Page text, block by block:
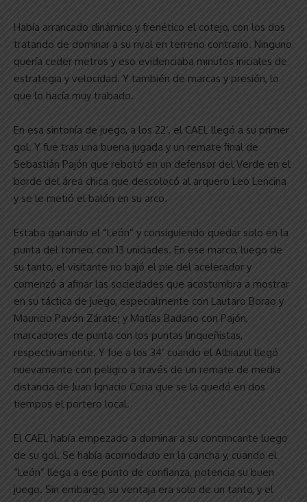
Había arrancado dinámico y frenético el cotejo, con los dos
tratando de dominar a su rival en terreno contrario. Ninguno
quería ceder metros y eso evidenciaba minutos iniciales de
estrategia y velocidad. Y también de marcas y presión, lo
que lo hacía muy trabado.
En esa sintonía de juego, a los 22’, el CAEL llegó a su primer
gol. Y fue tras una buena jugada y un remate final de
Sebastián Pajón que rebotó en un defensor del Verde en el
borde del área chica que descolocó al arquero Leo Lencina
y se le metió el balón en su arco.
Estaba ganando el “León” y consiguiendo quedar solo en la
punta del torneo, con 13 unidades. En ese marco, luego de
su tanto, el visitante no bajó el pie del acelerador y
comenzó a afinar las sociedades que acostumbra a mostrar
en su táctica de juego, especialmente con Lautaro Borao y
Mauricio Pavón Zárate; y Matías Badano con Pajón,
marcadores de punta con los puntas linqueñistas,
respectivamente. Y fue a los 34’ cuando el Albiazul llegó
nuevamente con peligro a través de un remate de media
distancia de Juan Ignacio Coria que se la quedó en dos
tiempos el portero local.
El CAEL había empezado a dominar a su contrincante luego
de su gol. Se había acomodado en la cancha y, cuando el
“León” llega a ese punto de confianza, potencia su buen
juego. Sin embargo, su ventaja era solo de un tanto, y el